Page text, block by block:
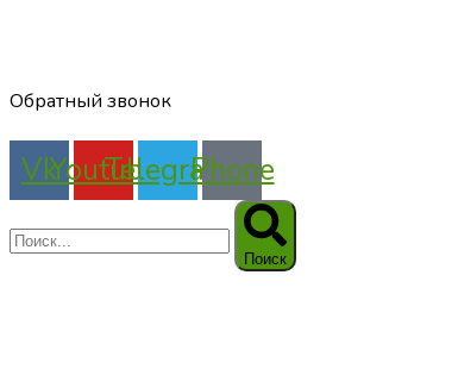
Обратный звонок
VkYoutubeTelegramPhone
Поиск